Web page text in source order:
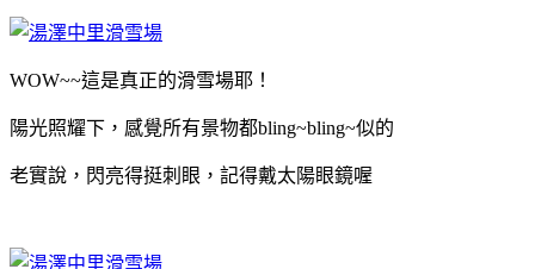
WOW~~這是真正的滑雪場耶！
陽光照耀下，感覺所有景物都bling~bling~似的
老實說，閃亮得挺刺眼，記得戴太陽眼鏡喔